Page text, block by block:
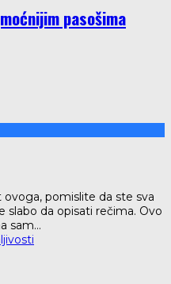
pasošima
pomislite da ste sva
slabo da opisati rečima. Ovo
sam...